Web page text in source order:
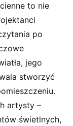
to⁢ nie
po
jego
stworzyć
artysty –
świetlnych,